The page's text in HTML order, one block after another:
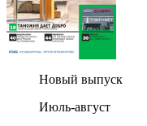
Новый выпуск
Июль-август